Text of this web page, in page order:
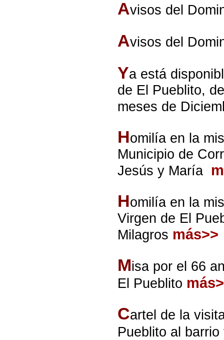
Avisos del
Avisos del
Ya está
de El Pueblito,
meses de
Homilía en la
Municipio de
Jesús y María
Homilía en la
Virgen de El
Milagros más>>
Misa por el 66
El Pueblito
Cartel de la
Pueblito al